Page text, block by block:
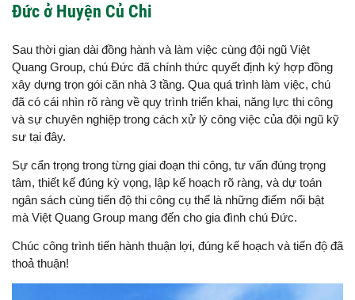
Đức ở Huyện Củ Chi
Sau thời gian dài đồng hành và làm việc cùng đội ngũ Việt
Quang Group, chú Đức đã chính thức quyết định ký hợp đồng
xây dựng trọn gói căn nhà 3 tầng. Qua quá trình làm việc, chú
đã có cái nhìn rõ ràng về quy trình triển khai, năng lực thi công
và sự chuyên nghiệp trong cách xử lý công việc của đội ngũ kỹ
sư tại đây.
Sự cẩn trọng trong từng giai đoạn thi công, tư vấn đúng trọng
tâm, thiết kế đúng kỳ vọng, lập kế hoạch rõ ràng, và dự toán
ngân sách cùng tiến độ thi công cụ thể là những điểm nổi bật
mà Việt Quang Group mang đến cho gia đình chú Đức.
Chúc công trình tiến hành thuận lợi, đúng kế hoạch và tiến độ đã
thoả thuận!